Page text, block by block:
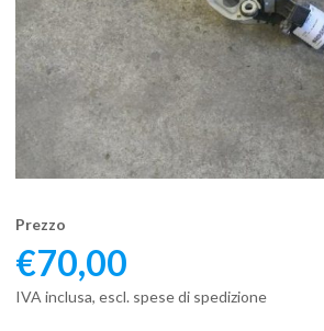
Prezzo
€70,00
IVA inclusa, escl. spese di spedizione